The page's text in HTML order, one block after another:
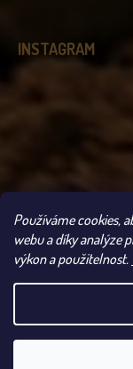
Používáme cookies,
webu a díky analýze
výkon a použitelnost.
UPOZORNĚNÍ:
ODESLÁNÍ VAŠÍ
INSTAGRAM